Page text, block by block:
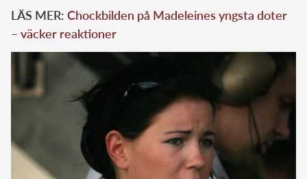
LÄS MER: Chockbilden på Madeleines yngsta doter
– väcker reaktioner